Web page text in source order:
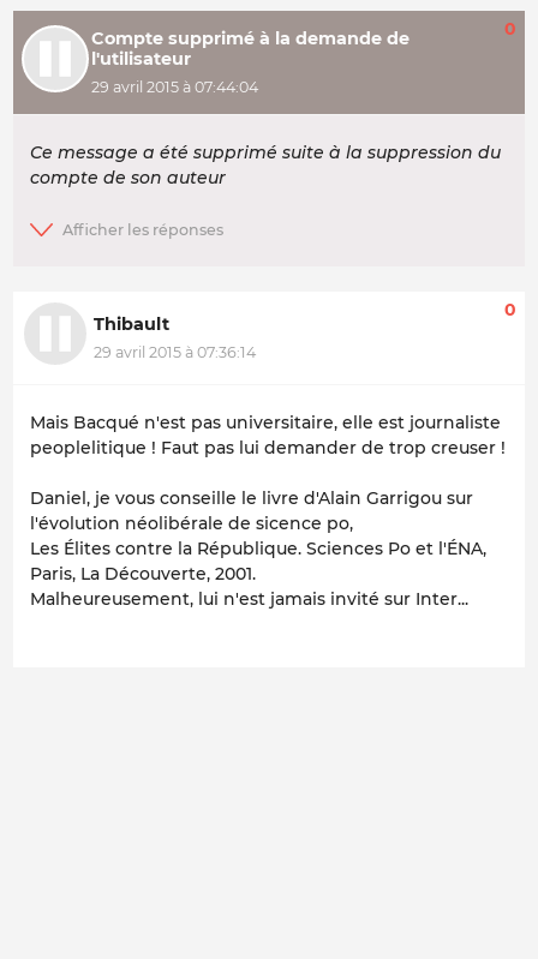
Compte supprimé à la demande de
l'utilisateur
29 avril 2015 à 07:44:04
0
Ce message a été supprimé suite à la suppression du
compte de son auteur
Thibault
29 avril 2015 à 07:36:14
0
Mais Bacqué n'est pas universitaire, elle est journaliste
peoplelitique ! Faut pas lui demander de trop creuser !
Daniel, je vous conseille le livre d'Alain Garrigou sur
l'évolution néolibérale de sicence po,
Les Élites contre la République. Sciences Po et l'ÉNA,
Paris, La Découverte, 2001.
Malheureusement, lui n'est jamais invité sur Inter...